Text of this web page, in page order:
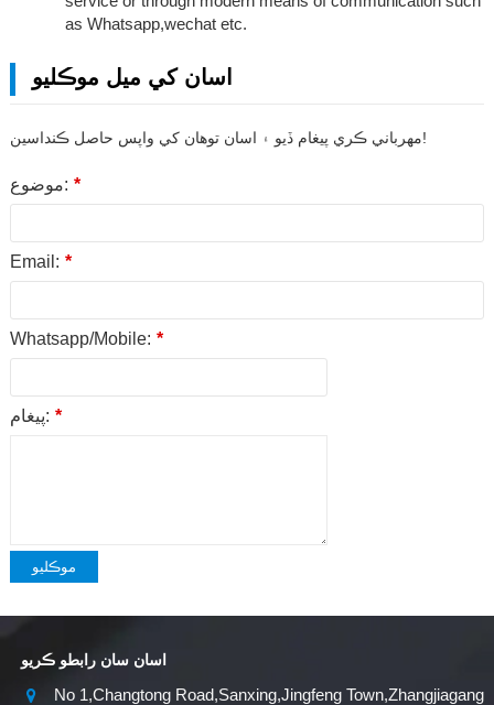
as Whatsapp,wechat etc.
اسان کي ميل موڪليو
مهرباني ڪري پيغام ڏيو ۽ اسان توهان کي واپس حاصل ڪنداسين!
موضوع: *
Email: *
Whatsapp/Mobile: *
پيغام: *
موڪليو
اسان سان رابطو ڪريو
No 1,Changtong Road,Sanxing,Jingfeng Town,Zhangjiagang